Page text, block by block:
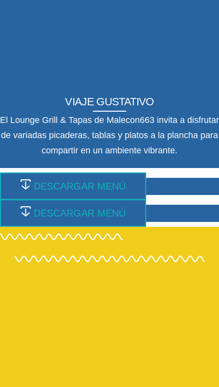
VIAJE GUSTATIVO
El Lounge Grill & Tapas de Malecon663 invita a disfrutar
de variadas picaderas, tablas y platos a la plancha para
compartir en un ambiente vibrante.
DESCARGAR MENÚ
DESCARGAR MENÚ